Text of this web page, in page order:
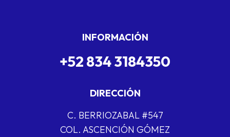
INFORMACIÓN
+52 834 3184350
DIRECCIÓN
C. BERRIOZABAL #547
COL. ASCENCIÓN GÓMEZ